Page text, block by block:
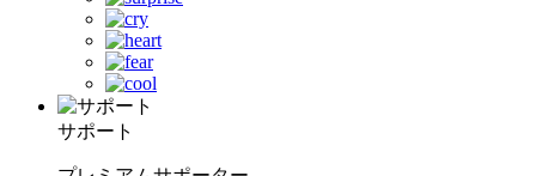
サポート